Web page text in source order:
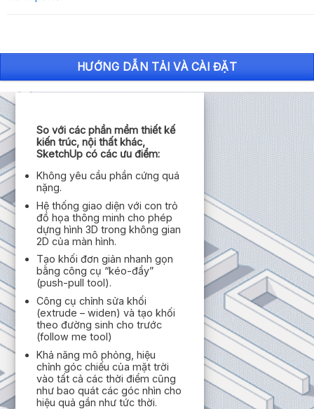
HƯỚNG DẪN TẢI VÀ CÀI ĐẶT
So với các phần mềm thiết kế
kiến trúc, nội thất khác,
SketchUp có các ưu điểm:
Không yêu cầu phần cứng quá
nặng.
Hệ thống giao diện với con trỏ
đồ họa thông minh cho phép
dựng hình 3D trong không gian
2D của màn hình.
Tạo khối đơn giản nhanh gọn
bằng công cụ “kéo-đẩy”
(push-pull tool).
Công cụ chỉnh sửa khối
(extrude – widen) và tạo khối
theo đường sinh cho trước
(follow me tool)
Khả năng mô phỏng, hiệu
chỉnh góc chiếu của mặt trời
vào tất cả các thời điểm cũng
như bao quát các góc nhìn cho
hiệu quả gần như tức thời.